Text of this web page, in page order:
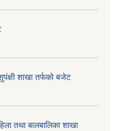
शाखा तर्फको बजेट
तथा बालबालिका शाखा